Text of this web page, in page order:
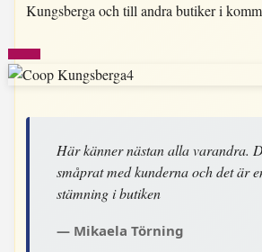
Kungsberga och till andra butiker i
Här känner nästan alla varandra.
småprat med kunderna och det är
stämning i butiken
Mikaela Törning